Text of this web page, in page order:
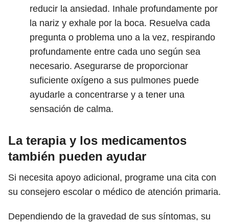
reducir la ansiedad. Inhale profundamente por
la nariz y exhale por la boca. Resuelva cada
pregunta o problema uno a la vez, respirando
profundamente entre cada uno según sea
necesario. Asegurarse de proporcionar
suficiente oxígeno a sus pulmones puede
ayudarle a concentrarse y a tener una
sensación de calma.
La terapia y los medicamentos
también pueden ayudar
Si necesita apoyo adicional, programe una cita con
su consejero escolar o médico de atención primaria.
Dependiendo de la gravedad de sus síntomas, su